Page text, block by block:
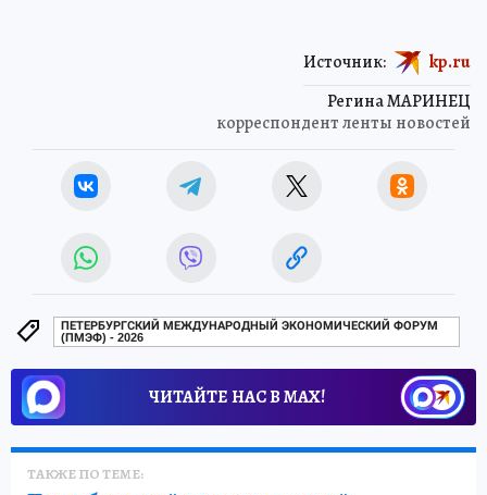
Регина МАРИНЕЦ
корреспондент ленты новостей
Источник: kp.ru
ПЕТЕРБУРГСКИЙ МЕЖДУНАРОДНЫЙ ЭКОНОМИЧЕСКИЙ ФОРУМ
(ПМЭФ) - 2026
ЧИТАЙТЕ НАС В МАХ!
ТАКЖЕ ПО ТЕМЕ: